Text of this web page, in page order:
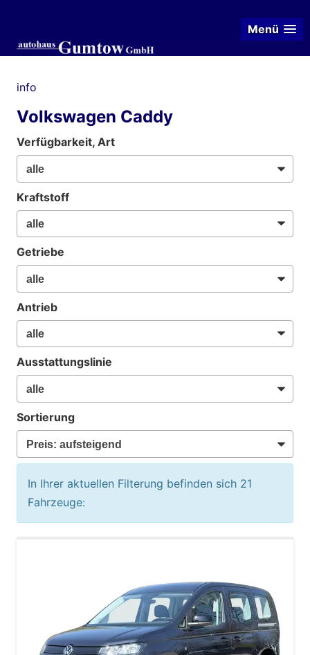
Menü
info
Volkswagen Caddy
Verfügbarkeit, Art
Kraftstoff
Getriebe
Antrieb
Ausstattungslinie
Sortierung
In Ihrer aktuellen Filterung befinden sich 21
Fahrzeuge: